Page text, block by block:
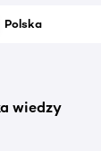
Polska
wiedzy